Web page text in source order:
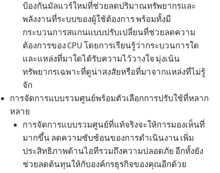
ป้องกันมัลแวร์ใหม่ที่ช่วยลดปริมาณทรัพยากรและ
พลังงานที่ระบบของผู้ใช้ต้องการ พร้อมทั้งมี
กระบวนการสแกนแบบปรับเปลี่ยนที่ช่วยลดความ
ต้องการของ CPU โดยการเรียนรู้ว่ากระบวนการใด
และแหล่งที่มาใดได้รับความไว้วางใจ มุ่งเน้น
ทรัพยากรเฉพาะที่ดูน่าสงสัยหรือที่มาจากแหล่งที่ไม่รู้
จัก
การจัดการแบบรวมศูนย์พร้อมตัวเลือกการปรับใช้ที่หลาก
หลาย
การจัดการแบบรวมศูนย์ที่แท้จริงจะให้การมองเห็นที่
มากขึ้น ลดความซับซ้อนของการดําเนินงาน เพิ่ม
ประสิทธิภาพด้านไอทีรวมถึงความปลอดภัย อีกทั้งยัง
ช่วยลดต้นทุนให้กับองค์กรธุรกิจของคุณอีกด้วย